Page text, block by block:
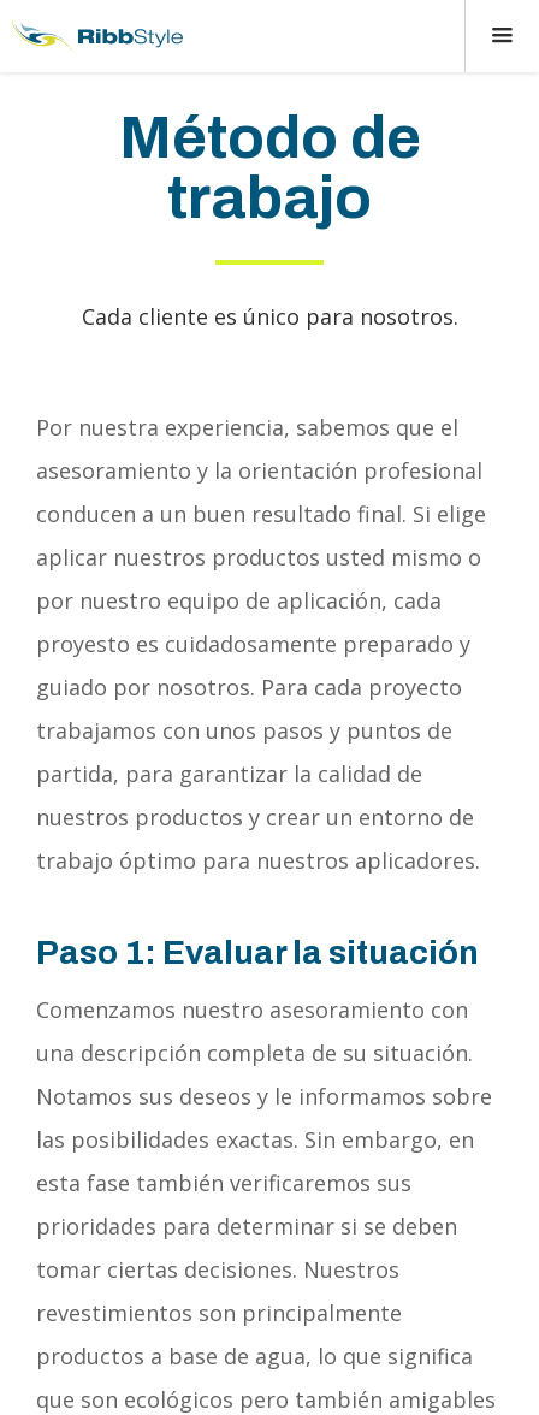
Método de
trabajo
Cada cliente es único para nosotros.
Por nuestra experiencia, sabemos que el
asesoramiento y la orientación profesional
conducen a un buen resultado final. Si elige
aplicar nuestros productos usted mismo o
por nuestro equipo de aplicación, cada
proyesto es cuidadosamente preparado y
guiado por nosotros. Para cada proyecto
trabajamos con unos pasos y puntos de
partida, para garantizar la calidad de
nuestros productos y crear un entorno de
trabajo óptimo para nuestros aplicadores.
Paso 1: Evaluar la situación
Comenzamos nuestro asesoramiento con
una descripción completa de su situación.
Notamos sus deseos y le informamos sobre
las posibilidades exactas. Sin embargo, en
esta fase también verificaremos sus
prioridades para determinar si se deben
tomar ciertas decisiones. Nuestros
revestimientos son principalmente
productos a base de agua, lo que significa
que son ecológicos pero también amigables